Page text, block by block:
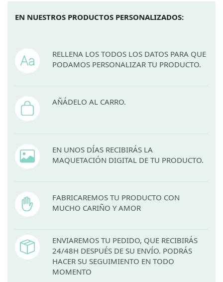
EN NUESTROS PRODUCTOS PERSONALIZADOS:
RELLENA LOS TODOS LOS DATOS PARA QUE
PODAMOS PERSONALIZAR TU PRODUCTO.
AÑÁDELO AL CARRO.
EN UNOS DÍAS RECIBIRÁS LA
MAQUETACIÓN DIGITAL DE TU PRODUCTO.
FABRICAREMOS TU PRODUCTO CON
MUCHO CARIÑO Y AMOR
ENVIAREMOS TU PEDIDO, QUE RECIBIRÁS
24/48H DESPUÉS DE SU ENVÍO. PODRÁS
HACER SU SEGUIMIENTO EN TODO
MOMENTO